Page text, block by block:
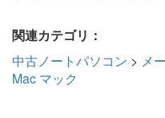
関連カテゴリ：
中古ノートパソコン > メ
Mac マック